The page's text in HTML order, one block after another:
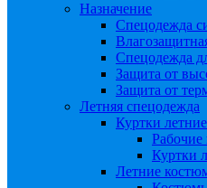
Назначение
Спецодежда
Спецодежда
Защита от
Защита от
Летняя спецодежда
Куртки
Рабочие
Куртки
Летние